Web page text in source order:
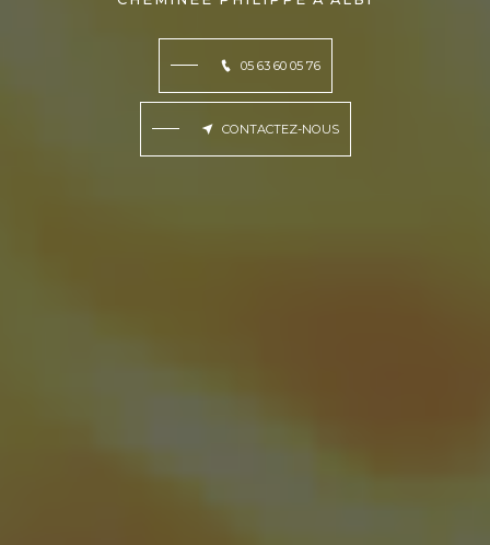
05 63 60 05 76
CONTACTEZ-NOUS